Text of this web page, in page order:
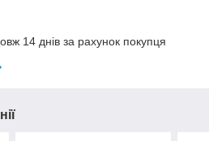
14 днів за рахунок покупця